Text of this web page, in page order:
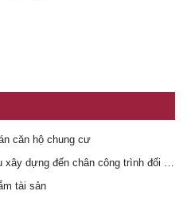
căn hộ chung cư
3. Thủ tục Thẩm định giá vật liệu xây dựng đến chân công trình đối với dự án đầu tư
tài sản